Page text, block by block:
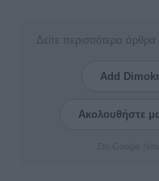
Δείτε περισσότερα
Add
Ακολουθήστε